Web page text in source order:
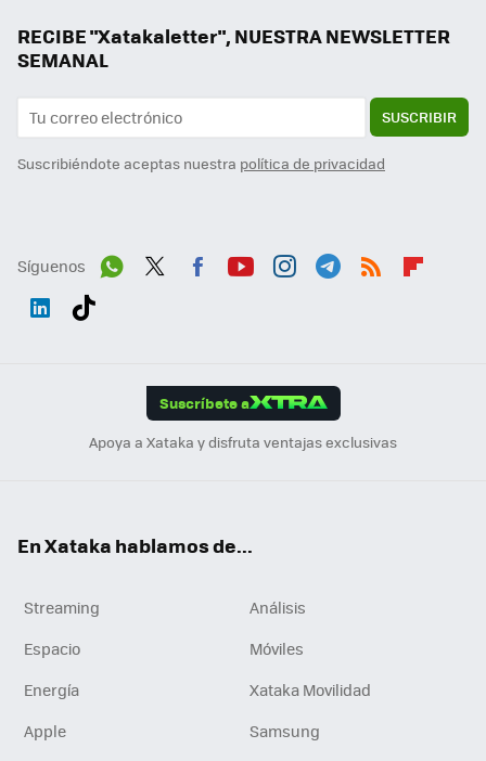
RECIBE "Xatakaletter", NUESTRA NEWSLETTER
SEMANAL
SUSCRIBIR
Suscribiéndote aceptas nuestra política de privacidad
Síguenos
Suscríbete a
Apoya a Xataka y disfruta ventajas exclusivas
En Xataka hablamos de...
Streaming
Análisis
Espacio
Móviles
Energía
Xataka Movilidad
Apple
Samsung